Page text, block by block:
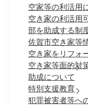
空家等の利活用
空き家の利活用
部を助成する制
佐賀市空き家等
空き家をリフォ
空き家等面的対
助成について
特別支援教育
犯罪被害者等へ